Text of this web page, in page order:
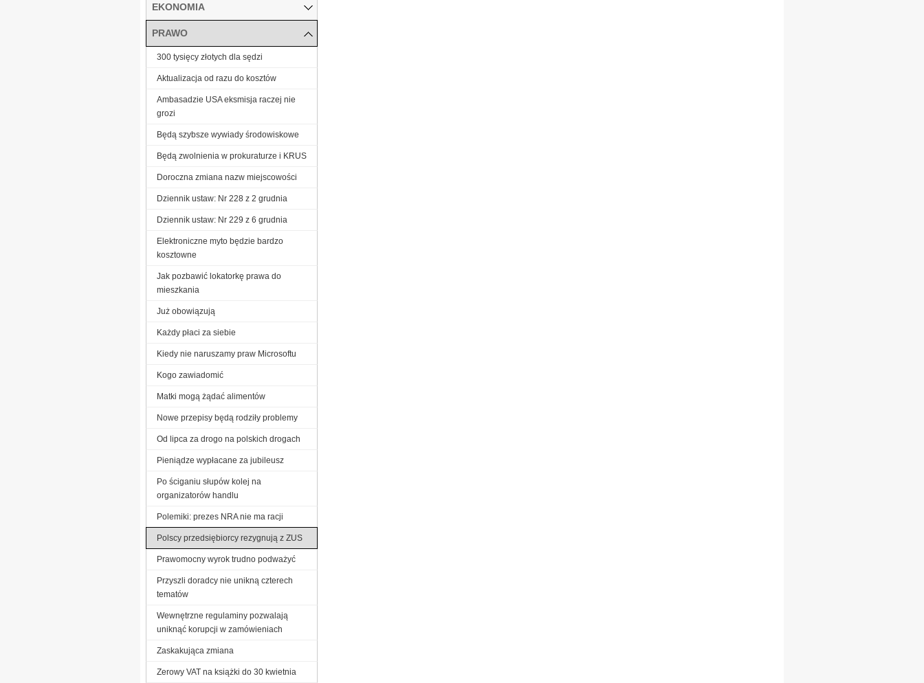
EKONOMIA
PRAWO
300 tysięcy złotych dla sędzi
Aktualizacja od razu do kosztów
Ambasadzie USA eksmisja raczej nie
grozi
Będą szybsze wywiady środowiskowe
Będą zwolnienia w prokuraturze i KRUS
Doroczna zmiana nazw miejscowości
Dziennik ustaw: Nr 228 z 2 grudnia
Dziennik ustaw: Nr 229 z 6 grudnia
Elektroniczne myto będzie bardzo
kosztowne
Jak pozbawić lokatorkę prawa do
mieszkania
Już obowiązują
Każdy płaci za siebie
Kiedy nie naruszamy praw Microsoftu
Kogo zawiadomić
Matki mogą żądać alimentów
Nowe przepisy będą rodziły problemy
Od lipca za drogo na polskich drogach
Pieniądze wypłacane za jubileusz
Po ściganiu słupów kolej na
organizatorów handlu
Polemiki: prezes NRA nie ma racji
Polscy przedsiębiorcy rezygnują z ZUS
Prawomocny wyrok trudno podważyć
Przyszli doradcy nie unikną czterech
tematów
Wewnętrzne regulaminy pozwalają
uniknąć korupcji w zamówieniach
Zaskakująca zmiana
Zerowy VAT na książki do 30 kwietnia